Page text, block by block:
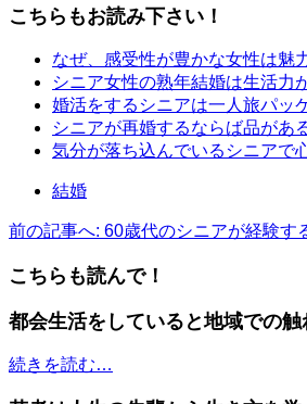
こちらもお読み下さい！
なぜ、感受性が豊かな女性は魅
シニア女性の熟年結婚は生活力
婚活をするシニアは一人旅パッ
シニアが再婚するならば品があ
気分が落ち込んでいるシニアで
結婚
前の記事へ: 60歳代のシニアが経験す
こちらも読んで！
都会生活をしていると地域での
続きを読む…